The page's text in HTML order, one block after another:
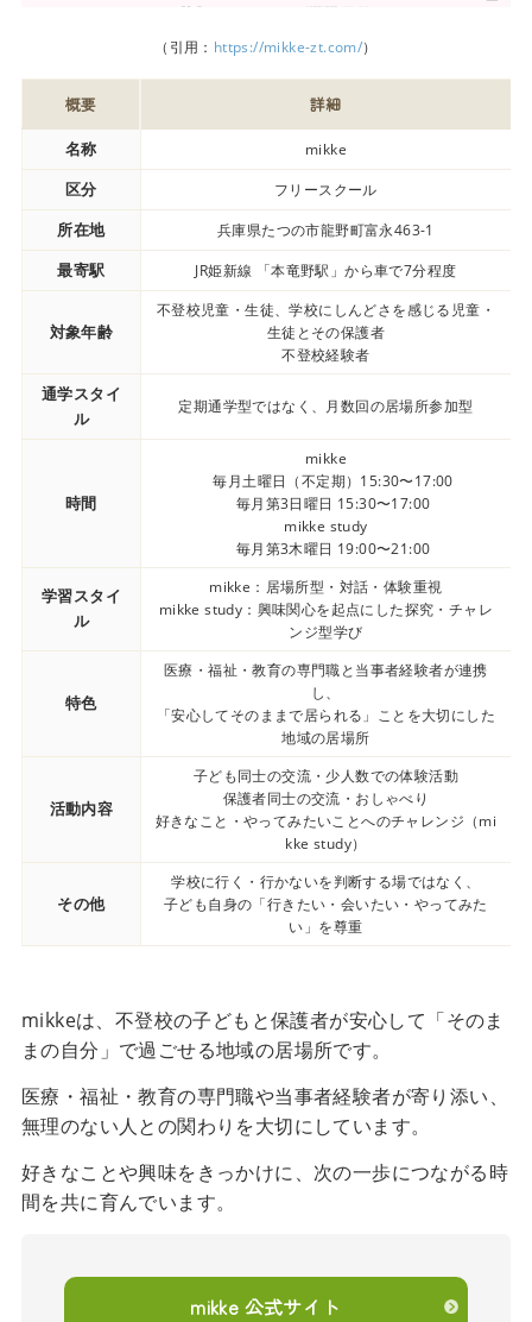
（引用： https://mikke-zt.com/）
概要 詳細
名称 mikke
区分 フリースクール
所在地 兵庫県たつの市龍野町富永463-1
最寄駅 JR姫新線 「本竜野駅」から車で7分程度
対象年齢
不登校児童・生徒、学校にしんどさを感じる児童・
生徒とその保護者
不登校経験者
通学スタイ
ル
定期通学型ではなく、月数回の居場所参加型
時間
mikke
毎月土曜日（不定期）15:30〜17:00
毎月第3日曜日 15:30〜17:00
mikke study
毎月第3木曜日 19:00〜21:00
学習スタイ
ル
mikke：居場所型・対話・体験重視
mikke study：興味関心を起点にした探究・チャレ
ンジ型学び
特色
医療・福祉・教育の専門職と当事者経験者が連携
し、
「安心してそのままで居られる」ことを大切にした
地域の居場所
活動内容
子ども同士の交流・少人数での体験活動
保護者同士の交流・おしゃべり
好きなこと・やってみたいことへのチャレンジ（mi
kke study）
その他
学校に行く・行かないを判断する場ではなく、
子ども自身の「行きたい・会いたい・やってみた
い」を尊重
mikkeは、不登校の子どもと保護者が安心して「そのま
まの自分」で過ごせる地域の居場所です。
医療・福祉・教育の専門職や当事者経験者が寄り添い、
無理のない人との関わりを大切にしています。
好きなことや興味をきっかけに、次の一歩につながる時
間を共に育んでいます。
mikke 公式サイト